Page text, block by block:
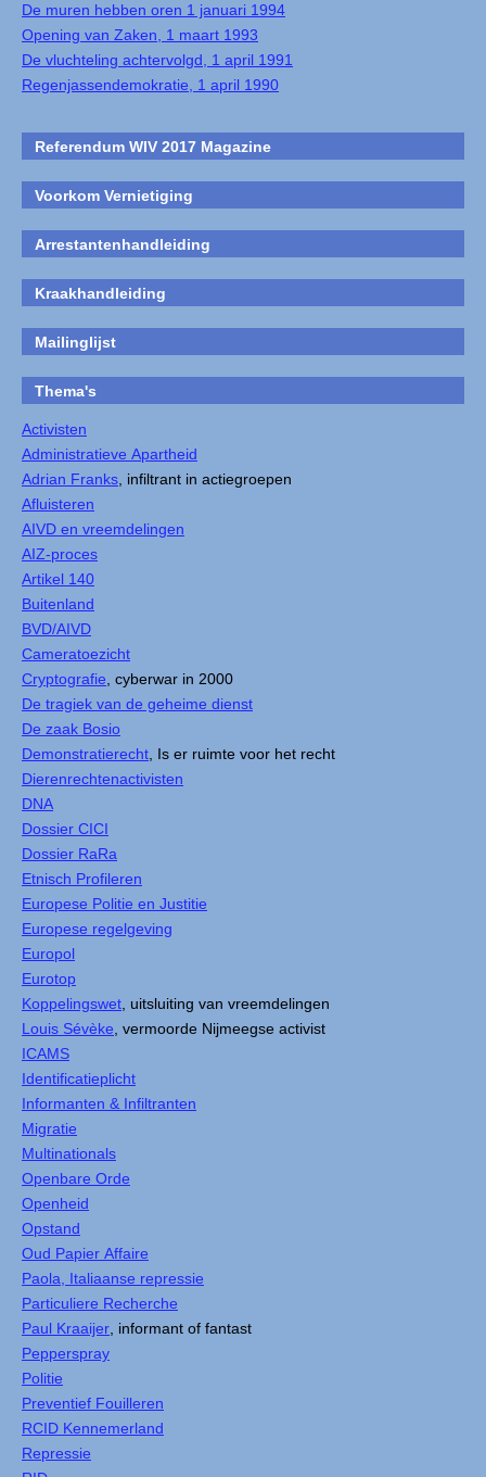
De muren hebben oren 1 januari 1994
Opening van Zaken, 1 maart 1993
De vluchteling achtervolgd, 1 april 1991
Regenjassendemokratie, 1 april 1990
Referendum WIV 2017 Magazine
Voorkom Vernietiging
Arrestantenhandleiding
Kraakhandleiding
Mailinglijst
Thema's
Activisten
Administratieve Apartheid
Adrian Franks , infiltrant in actiegroepen
Afluisteren
AIVD en vreemdelingen
AIZ-proces
Artikel 140
Buitenland
BVD/AIVD
Cameratoezicht
Cryptografie , cyberwar in 2000
De tragiek van de geheime dienst
De zaak Bosio
Demonstratierecht , Is er ruimte voor het recht
Dierenrechtenactivisten
DNA
Dossier CICI
Dossier RaRa
Etnisch Profileren
Europese Politie en Justitie
Europese regelgeving
Europol
Eurotop
Koppelingswet , uitsluiting van vreemdelingen
Louis Sévèke , vermoorde Nijmeegse activist
ICAMS
Identificatieplicht
Informanten & Infiltranten
Migratie
Multinationals
Openbare Orde
Openheid
Opstand
Oud Papier Affaire
Paola, Italiaanse repressie
Particuliere Recherche
Paul Kraaijer , informant of fantast
Pepperspray
Politie
Preventief Fouilleren
RCID Kennemerland
Repressie